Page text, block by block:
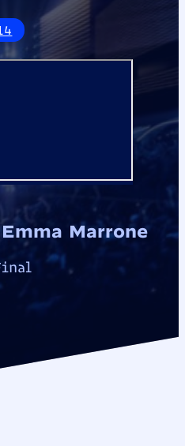
Marrone